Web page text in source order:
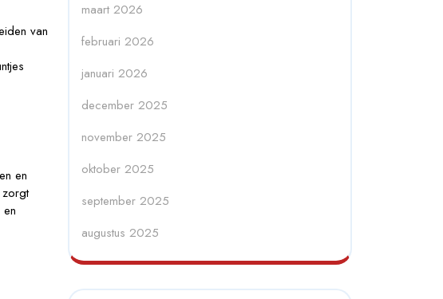
van
en
maart 2026
februari 2026
januari 2026
december 2025
november 2025
oktober 2025
september 2025
augustus 2025